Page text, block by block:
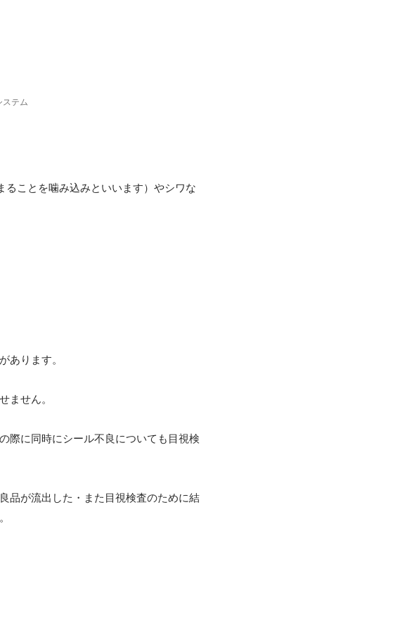
ステム
ことを噛み込みといいます）やシワな
あります。
ません。
際に同時にシール不良についても目視検
品が流出した・また目視検査のために結